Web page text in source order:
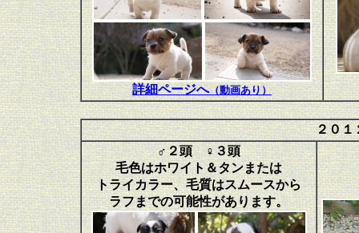
詳細ページへ（動画あり）
２０１
♂２頭 ♀３頭
毛色はホワイト＆タンまたは
トライカラー、毛質はスムースから
ラフまでの可能性があります。